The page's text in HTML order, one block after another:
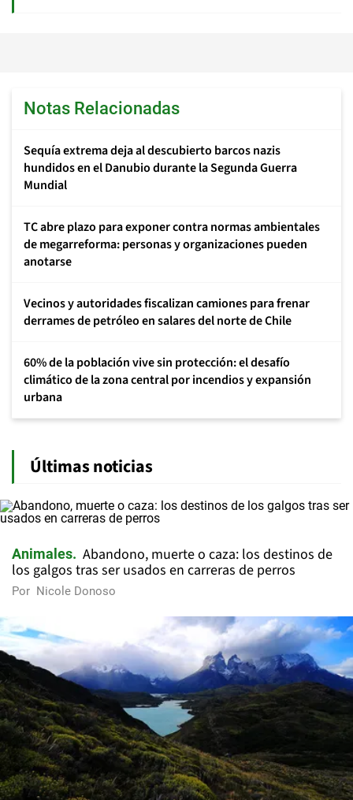
Notas Relacionadas
Sequía extrema deja al descubierto barcos nazis
hundidos en el Danubio durante la Segunda Guerra
Mundial
TC abre plazo para exponer contra normas ambientales
de megarreforma: personas y organizaciones pueden
anotarse
Vecinos y autoridades fiscalizan camiones para frenar
derrames de petróleo en salares del norte de Chile
60% de la población vive sin protección: el desafío
climático de la zona central por incendios y expansión
urbana
Últimas noticias
Animales
Abandono, muerte o caza: los destinos de
los galgos tras ser usados en carreras de perros
Por Nicole Donoso